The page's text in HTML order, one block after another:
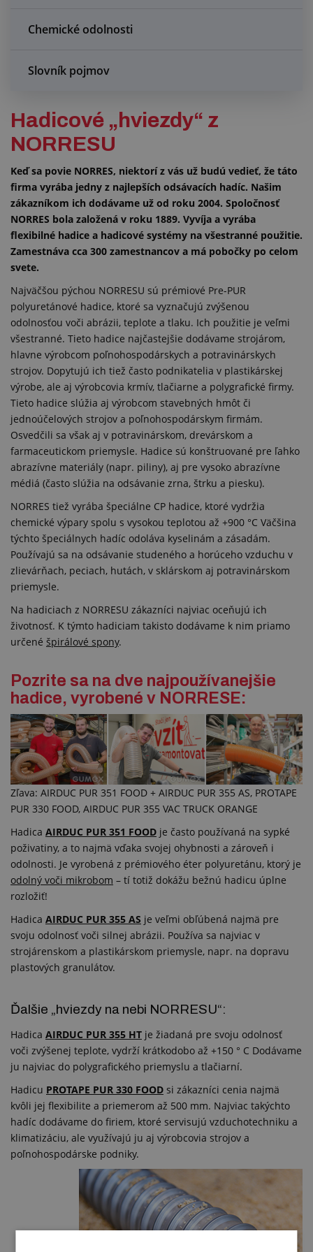
Chemické odolnosti
Slovník pojmov
Hadicové „hviezdy“ z
NORRESU
Keď sa povie NORRES, niektorí z vás už budú vedieť, že táto
firma vyrába jedny z najlepších odsávacích hadíc. Našim
zákazníkom ich dodávame už od roku 2004. Spoločnosť
NORRES bola založená v roku 1889. Vyvíja a vyrába
flexibilné hadice a hadicové systémy na všestranné použitie.
Zamestnáva cca 300 zamestnancov a má pobočky po celom
svete.
Najväčšou pýchou NORRESU sú prémiové Pre-PUR
polyuretánové hadice, ktoré sa vyznačujú zvýšenou
odolnosťou voči abrázii, teplote a tlaku. Ich použitie je veľmi
všestranné. Tieto hadice najčastejšie dodávame strojárom,
hlavne výrobcom poľnohospodárskych a potravinárskych
strojov. Dopytujú ich tiež často podnikatelia v plastikárskej
výrobe, ale aj výrobcovia krmív, tlačiarne a polygrafické firmy.
Tieto hadice slúžia aj výrobcom stavebných hmôt či
jednoúčelových strojov a poľnohospodárskym firmám.
Osvedčili sa však aj v potravinárskom, drevárskom a
farmaceutickom priemysle. Hadice sú konštruované pre ľahko
abrazívne materiály (napr. piliny), aj pre vysoko abrazívne
médiá (často slúžia na odsávanie zrna, štrku a piesku).
NORRES tiež vyrába špeciálne CP hadice, ktoré vydržia
chemické výpary spolu s vysokou teplotou až +900 °C Väčšina
týchto špeciálnych hadíc odoláva kyselinám a zásadám.
Používajú sa na odsávanie studeného a horúceho vzduchu v
zlievárňach, peciach, hutách, v sklárskom aj potravinárskom
priemysle.
Na hadiciach z NORRESU zákazníci najviac oceňujú ich
životnosť. K týmto hadiciam takisto dodávame k nim priamo
určené špirálové spony.
Pozrite sa na dve najpoužívanejšie
hadice, vyrobené v NORRESE:
Zľava: AIRDUC PUR 351 FOOD + AIRDUC PUR 355 AS, PROTAPE
PUR 330 FOOD, AIRDUC PUR 355 VAC TRUCK ORANGE
Hadica AIRDUC PUR 351 FOOD je často používaná na sypké
poživatiny, a to najmä vďaka svojej ohybnosti a zároveň i
odolnosti. Je vyrobená z prémiového éter polyuretánu, ktorý je
odolný voči mikrobom – tí totiž dokážu bežnú hadicu úplne
rozložiť!
Hadica AIRDUC PUR 355 AS je veľmi obľúbená najmä pre
svoju odolnosť voči silnej abrázii. Používa sa najviac v
strojárenskom a plastikárskom priemysle, napr. na dopravu
plastových granulátov.
Ďalšie „hviezdy na nebi NORRESU“:
Hadica AIRDUC PUR 355 HT je žiadaná pre svoju odolnosť
voči zvýšenej teplote, vydrží krátkodobo až +150 ° C Dodávame
ju najviac do polygrafického priemyslu a tlačiarní.
Hadicu PROTAPE PUR 330 FOOD si zákazníci cenia najmä
kvôli jej flexibilite a priemerom až 500 mm. Najviac takýchto
hadíc dodávame do firiem, ktoré servisujú vzduchotechniku a
klimatizáciu, ale využívajú ju aj výrobcovia strojov a
poľnohospodárske podniky.